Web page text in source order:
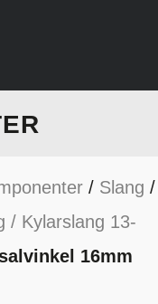
/ Slang /
/ Kylarslang 13-
16mm